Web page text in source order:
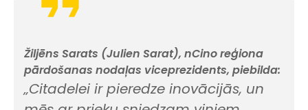
Žiljēns Sarats (Julien Sarat), nCinoreģiona
pārdošanas nodaļas viceprezidents, piebilda:
„Citadelei ir pieredze inovācijās, un